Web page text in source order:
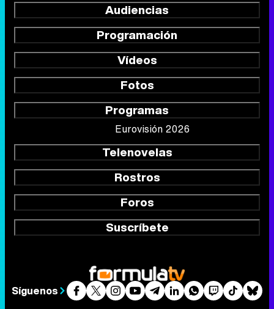
Audiencias
Programación
Vídeos
Fotos
Programas
Eurovisión 2026
Telenovelas
Rostros
Foros
Suscríbete
Síguenos